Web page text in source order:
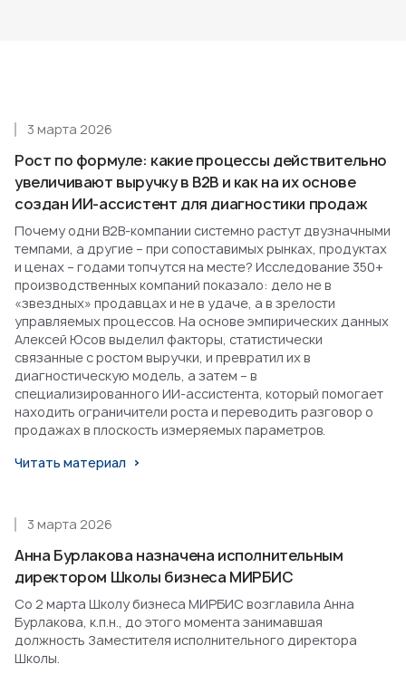
Рост по формуле: какие процессы действительно
увеличивают выручку в B2B и как на их основе
создан ИИ-ассистент для диагностики продаж
3 марта 2026
Почему одни B2B-компании системно растут двузначными
темпами, а другие – при сопоставимых рынках, продуктах
и ценах – годами топчутся на месте? Исследование 350+
производственных компаний показало: дело не в
«звездных» продавцах и не в удаче, а в зрелости
управляемых процессов. На основе эмпирических данных
Алексей Юсов выделил факторы, статистически
связанные с ростом выручки, и превратил их в
диагностическую модель, а затем – в
специализированного ИИ-ассистента, который помогает
находить ограничители роста и переводить разговор о
продажах в плоскость измеряемых параметров.
Читать материал
Анна Бурлакова назначена исполнительным
директором Школы бизнеса МИРБИС
3 марта 2026
Со 2 марта Школу бизнеса МИРБИС возглавила Анна
Бурлакова, к.п.н., до этого момента занимавшая
должность Заместителя исполнительного директора
Школы.